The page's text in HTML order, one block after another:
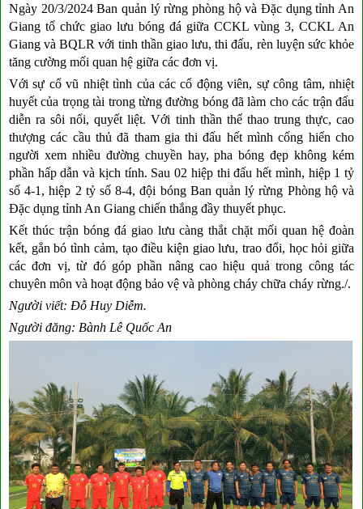
Ngày 20/3/2024 Ban quản lý rừng phòng hộ và Đặc dụng tỉnh An
Giang tổ chức giao lưu bóng đá giữa CCKL vùng 3, CCKL An
Giang và BQLR với tinh thần giao lưu, thi đấu, rèn luyện sức khỏe
tăng cường mối quan hệ giữa các đơn vị.
Với sự cổ vũ nhiệt tình của các cổ động viên, sự công tâm, nhiệt
huyết của trọng tài trong từng đường bóng đã làm cho các trận đấu
diễn ra sôi nổi, quyết liệt. Với tinh thần thể thao trung thực, cao
thượng các cầu thủ đã tham gia thi đấu hết mình cống hiến cho
người xem nhiều đường chuyền hay, pha bóng đẹp không kém
phần hấp dẫn và kịch tính. Sau 02 hiệp thi đấu hết mình, hiệp 1 tỷ
số 4-1, hiệp 2 tỷ số 8-4, đội bóng Ban quản lý rừng Phòng hộ và
Đặc dụng tỉnh An Giang chiến thắng đầy thuyết phục.
Kết thúc trận bóng đá giao lưu càng thắt chặt mối quan hệ đoàn
kết, gắn bó tình cảm, tạo điều kiện giao lưu, trao đổi, học hỏi giữa
các đơn vị, từ đó góp phần nâng cao hiệu quả trong công tác
chuyên môn và hoạt động bảo vệ và phòng cháy chữa cháy rừng./.
Người viết: Đỗ Huy Diễm.
Người đăng: Bành Lê Quốc An